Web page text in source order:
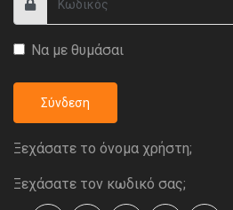
Να με θυμάσαι
Σύνδεση
Ξεχάσατε το όνομα χρήστη;
Ξεχάσατε τον κωδικό σας;